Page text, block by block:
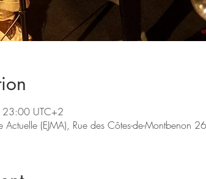
UTC+2
Actuelle (EJMA), Rue des Côtes-de-Montbenon